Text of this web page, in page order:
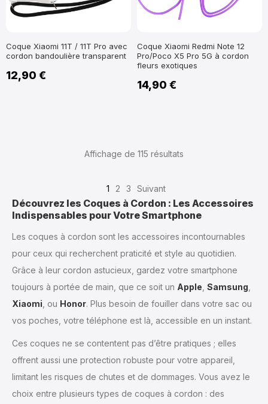
Coque Xiaomi 11T / 11T Pro avec
cordon bandoulière transparent
12,90 €
Coque Xiaomi Redmi Note 12
Pro/Poco X5 Pro 5G à cordon
fleurs exotiques
14,90 €
Affichage de 115 résultats
1 2 3 Suivant
Découvrez les Coques à Cordon : Les Accessoires
Indispensables pour Votre Smartphone
Les coques à cordon sont les accessoires incontournables
pour ceux qui recherchent praticité et style au quotidien.
Grâce à leur cordon astucieux, gardez votre smartphone
toujours à portée de main, que ce soit un Apple Samsung
Xiaomi , ou Honor. Plus besoin de fouiller dans votre sac ou
vos poches, votre téléphone est là, accessible en un instant.
Ces coques ne se contentent pas d’être pratiques ; elles
offrent aussi une protection robuste pour votre appareil,
limitant les risques de chutes et de dommages. Vous avez le
choix entre plusieurs types de coques à cordon : des